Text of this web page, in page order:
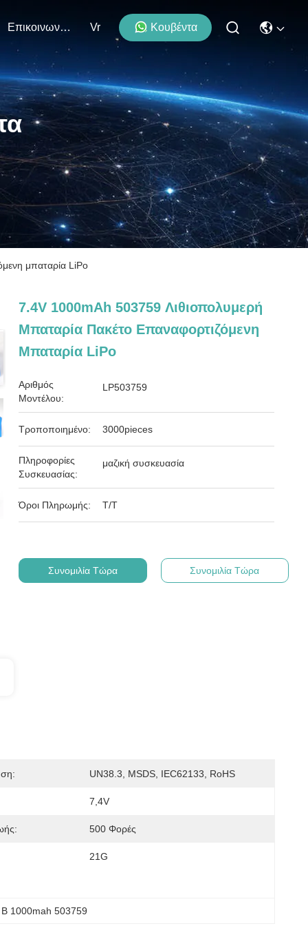
Επικοινωνήστε Μαζί Μας Vr Κουβέντα
μπαταρία LiPo
7.4V 1000mAh 503759 Λιθιοπολυμερή
Μπαταρία Πακέτο Επαναφορτιζόμενη
Μπαταρία LiPo
Αριθμός
Μοντέλου:
LP503759
Τροποποιημένο: 3000pieces
Πληροφορίες
Συσκευασίας:
μαζική συσκευασία
Όροι Πληρωμής: T/T
Συνομιλία Τώρα Συνομιλία Τώρα
UN38.3, MSDS, IEC62133, RoHS
7,4V
500 Φορές
21G
1000mah 503759